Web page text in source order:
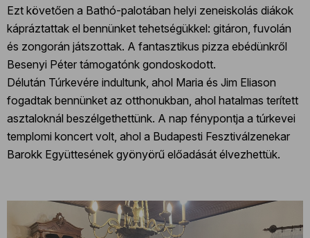
Ezt követően a Bathó-palotában helyi zeneiskolás diákok
kápráztattak el bennünket tehetségükkel: gitáron, fuvolán
és zongorán játszottak. A fantasztikus pizza ebédünkről
Besenyi Péter támogatónk gondoskodott.
Délután Túrkevére indultunk, ahol Maria és Jim Eliason
fogadtak bennünket az otthonukban, ahol hatalmas terített
asztaloknál beszélgethettünk. A nap fénypontja a túrkevei
templomi koncert volt, ahol a Budapesti Fesztiválzenekar
Barokk Együttesének gyönyörű előadását élvezhettük.